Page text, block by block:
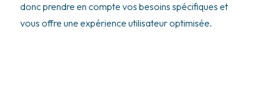
donc prendre en compte vos besoins spécifiques et
vous offre une expérience utilisateur optimisée.